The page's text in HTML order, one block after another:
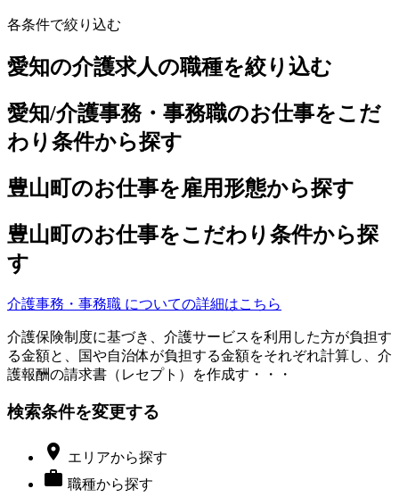
各条件で絞り込む
愛知の介護求人の職種を絞り込む
愛知/介護事務・事務職のお仕事をこだ
わり条件から探す
豊山町のお仕事を雇用形態から探す
豊山町のお仕事をこだわり条件から探
す
介護事務・事務職 についての詳細はこちら
介護保険制度に基づき、介護サービスを利用した方が負担す
る金額と、国や自治体が負担する金額をそれぞれ計算し、介
護報酬の請求書（レセプト）を作成す・・・
検索条件を変更する
 エリアから探す
 職種から探す